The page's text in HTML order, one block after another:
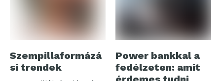
Szempillaformázá
si trendek
Power bankkal a
fedélzeten: amit